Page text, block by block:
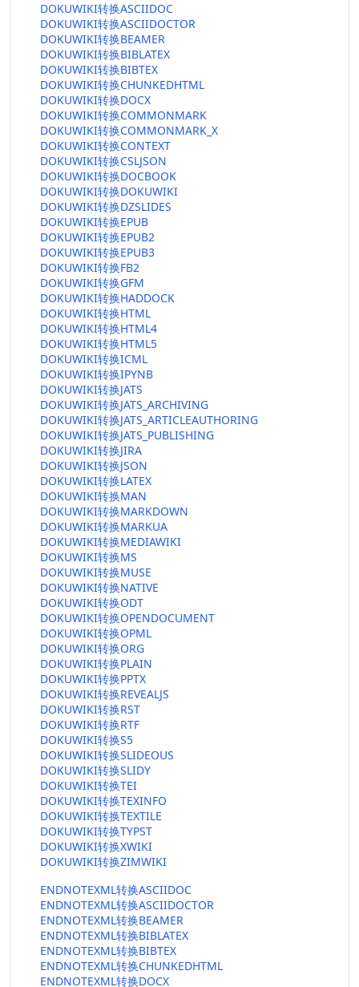
DOKUWIKI转换ASCIIDOC
DOKUWIKI转换ASCIIDOCTOR
DOKUWIKI转换BEAMER
DOKUWIKI转换BIBLATEX
DOKUWIKI转换BIBTEX
DOKUWIKI转换CHUNKEDHTML
DOKUWIKI转换DOCX
DOKUWIKI转换COMMONMARK
DOKUWIKI转换COMMONMARK_X
DOKUWIKI转换CONTEXT
DOKUWIKI转换CSLJSON
DOKUWIKI转换DOCBOOK
DOKUWIKI转换DOKUWIKI
DOKUWIKI转换DZSLIDES
DOKUWIKI转换EPUB
DOKUWIKI转换EPUB2
DOKUWIKI转换EPUB3
DOKUWIKI转换FB2
DOKUWIKI转换GFM
DOKUWIKI转换HADDOCK
DOKUWIKI转换HTML
DOKUWIKI转换HTML4
DOKUWIKI转换HTML5
DOKUWIKI转换ICML
DOKUWIKI转换IPYNB
DOKUWIKI转换JATS
DOKUWIKI转换JATS_ARCHIVING
DOKUWIKI转换JATS_ARTICLEAUTHORING
DOKUWIKI转换JATS_PUBLISHING
DOKUWIKI转换JIRA
DOKUWIKI转换JSON
DOKUWIKI转换LATEX
DOKUWIKI转换MAN
DOKUWIKI转换MARKDOWN
DOKUWIKI转换MARKUA
DOKUWIKI转换MEDIAWIKI
DOKUWIKI转换MS
DOKUWIKI转换MUSE
DOKUWIKI转换NATIVE
DOKUWIKI转换ODT
DOKUWIKI转换OPENDOCUMENT
DOKUWIKI转换OPML
DOKUWIKI转换ORG
DOKUWIKI转换PLAIN
DOKUWIKI转换PPTX
DOKUWIKI转换REVEALJS
DOKUWIKI转换RST
DOKUWIKI转换RTF
DOKUWIKI转换S5
DOKUWIKI转换SLIDEOUS
DOKUWIKI转换SLIDY
DOKUWIKI转换TEI
DOKUWIKI转换TEXINFO
DOKUWIKI转换TEXTILE
DOKUWIKI转换TYPST
DOKUWIKI转换XWIKI
DOKUWIKI转换ZIMWIKI
ENDNOTEXML转换ASCIIDOC
ENDNOTEXML转换ASCIIDOCTOR
ENDNOTEXML转换BEAMER
ENDNOTEXML转换BIBLATEX
ENDNOTEXML转换BIBTEX
ENDNOTEXML转换CHUNKEDHTML
ENDNOTEXML转换DOCX